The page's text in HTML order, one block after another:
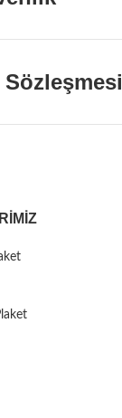
Sözleşmesi